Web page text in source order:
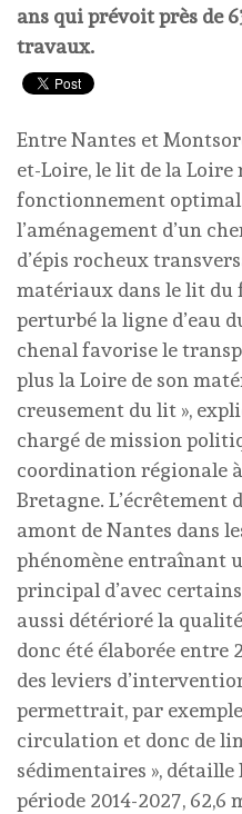
ans qui prévoit près de
travaux.
Entre Nantes et
et-Loire, le lit de la Loire
fonctionnement
l’aménagement d’un
d’épis rocheux
matériaux dans le lit
perturbé la ligne d’eau
chenal favorise le
plus la Loire de son
creusement du lit »,
chargé de mission
coordination régionale à
Bretagne. L’écrêtement
amont de Nantes dans
phénomène entraînant
principal d’avec
aussi détérioré la
donc été élaborée entre
des leviers
permettrait, par
circulation et donc de
sédimentaires », détaille
période 2014-2027, 62,6